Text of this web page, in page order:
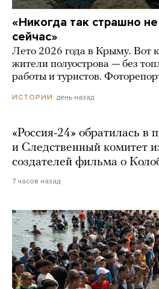
«Никогда так страшно
сейчас»
Лето 2026 года в Крыму. Вот
жители полуострова — без
работы и туристов.
ИСТОРИИ день назад
«Россия-24» обратилась в
и Следственный комитет
создателей фильма о
7 часов назад